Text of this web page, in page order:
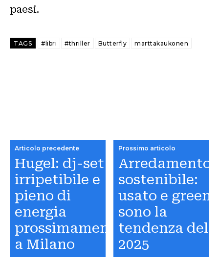
paesi.
TAGS #libri #thriller Butterfly marttakaukonen
Articolo precedente
Hugel: dj-set
irripetibile e
pieno di
energia
prossimamente
a Milano
Prossimo articolo
Arredamento
sostenibile:
usato e green
sono la
tendenza del
2025